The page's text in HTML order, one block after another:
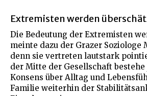
Extremisten werden
Die Bedeutung der Extremisten
meinte dazu der Grazer Soziologe
denn sie vertreten lautstark
der Mitte der Gesellschaft
Konsens über Alltag und
Familie weiterhin der